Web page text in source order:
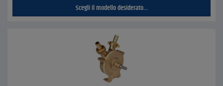
Scegli il modello desiderato...